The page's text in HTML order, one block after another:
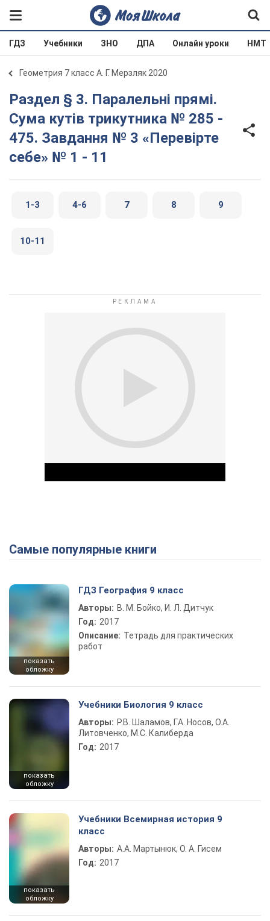
ГДЗ Учебники ЗНО ДПА Онлайн уроки НМТ
Геометрия 7 класс А. Г. Мерзляк 2020
Раздел § 3. Паралельні прямі.
Сума кутів трикутника № 285 -
475. Завдання № 3 «Перевірте
себе» № 1 - 11
1-3 4-6 7 8 9
10-11
Play Video
Самые популярные книги
показать
обложку
ГДЗ География 9 класс
Авторы: В. М. Бойко, И. Л. Дитчук
Год: 2017
Описание: Тетрадь для практических
работ
показать
обложку
Учебники Биология 9 класс
Авторы: Р.В. Шаламов, Г.А. Носов, О.А.
Литовченко, М.С. Калиберда
Год: 2017
показать
обложку
Учебники Всемирная история 9
класс
Авторы: А.А. Мартынюк, О. А. Гисем
Год: 2017